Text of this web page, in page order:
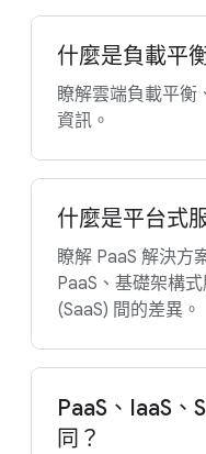
什麼是負載平
瞭解雲端負載平衡
資訊。
什麼是平台式
瞭解 PaaS 解決方
PaaS、基礎架構
(SaaS) 間的差異。
PaaS、IaaS、
同？